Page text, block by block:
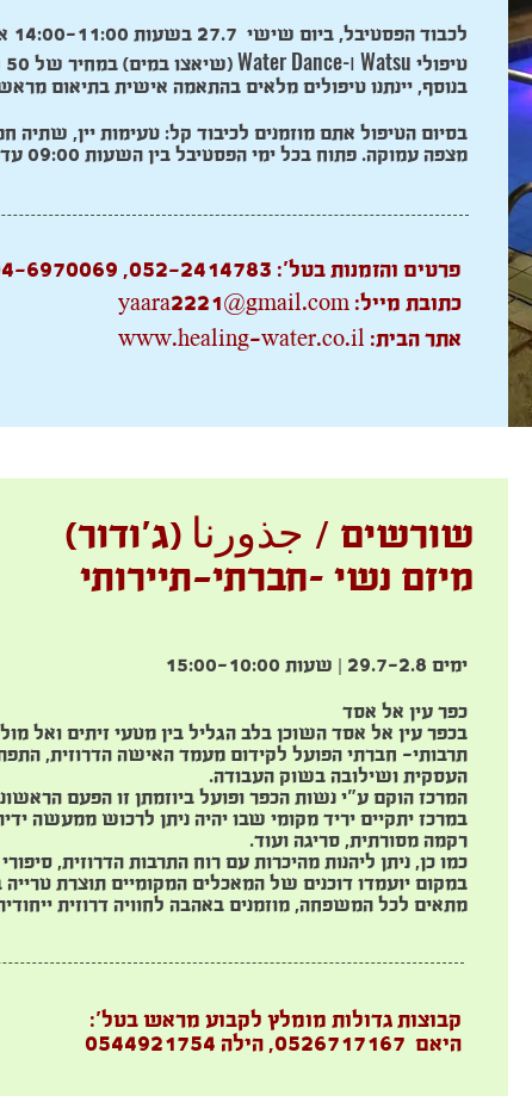
טיפולי
(שיאצו במים) במחיר של 50 שח בלבד. מהרו להירשם!!
בנוסף, יינתנו טיפולים מלאים בהתאמה אישית בתיאום
בסיום הטיפול אתם מוזמנים לכיבוד קל: טעימות יין, שתיה
מצפה עמוקה. פתוח בכל ימי הפסטיבל בין השעות 09:00 עד 21:00
פרטים והזמנות בטל': 052-2414783
,
6970069
כתובת מייל:yaara2221@gmail.com
אתר הבית: www.healing-water.co.il
שורשים / جذورنا (ג'ודור)
מיזם נשי –חברתי-תיירותי
ימים 29.7-2.8 | שעות 15:00-10:00
כפר עין אל אסד
בכפר עין אל אסד השוכן בלב הגליל בין מטעי זיתים ואל
תרבותי- חברתי הפועל לקידום מעמד האישה הדרוזית,
העסקית ושילובה בשוק העבודה.
המרכז הוקם ע"י נשות הכפר ופועל ביוזמתן זו הפעם
במרכז יתקיים יריד מקומי שבו יהיה ניתן לרכוש ממעשה
רקמה מסורתית, סריגה ועוד.
כמו כן, ניתן ליהנות מהיכרות עם רוח התרבות הדרוזית,
במקום יועמדו דוכנים של המאכלים המקומיים תוצרת
מתאים לכל המשפחה, מוזמנים באהבה לחוויה דרוזית
קבוצות גדולות מומלץ לקבוע מראש בטל':
היאם 0526717167, הילה 0544921754